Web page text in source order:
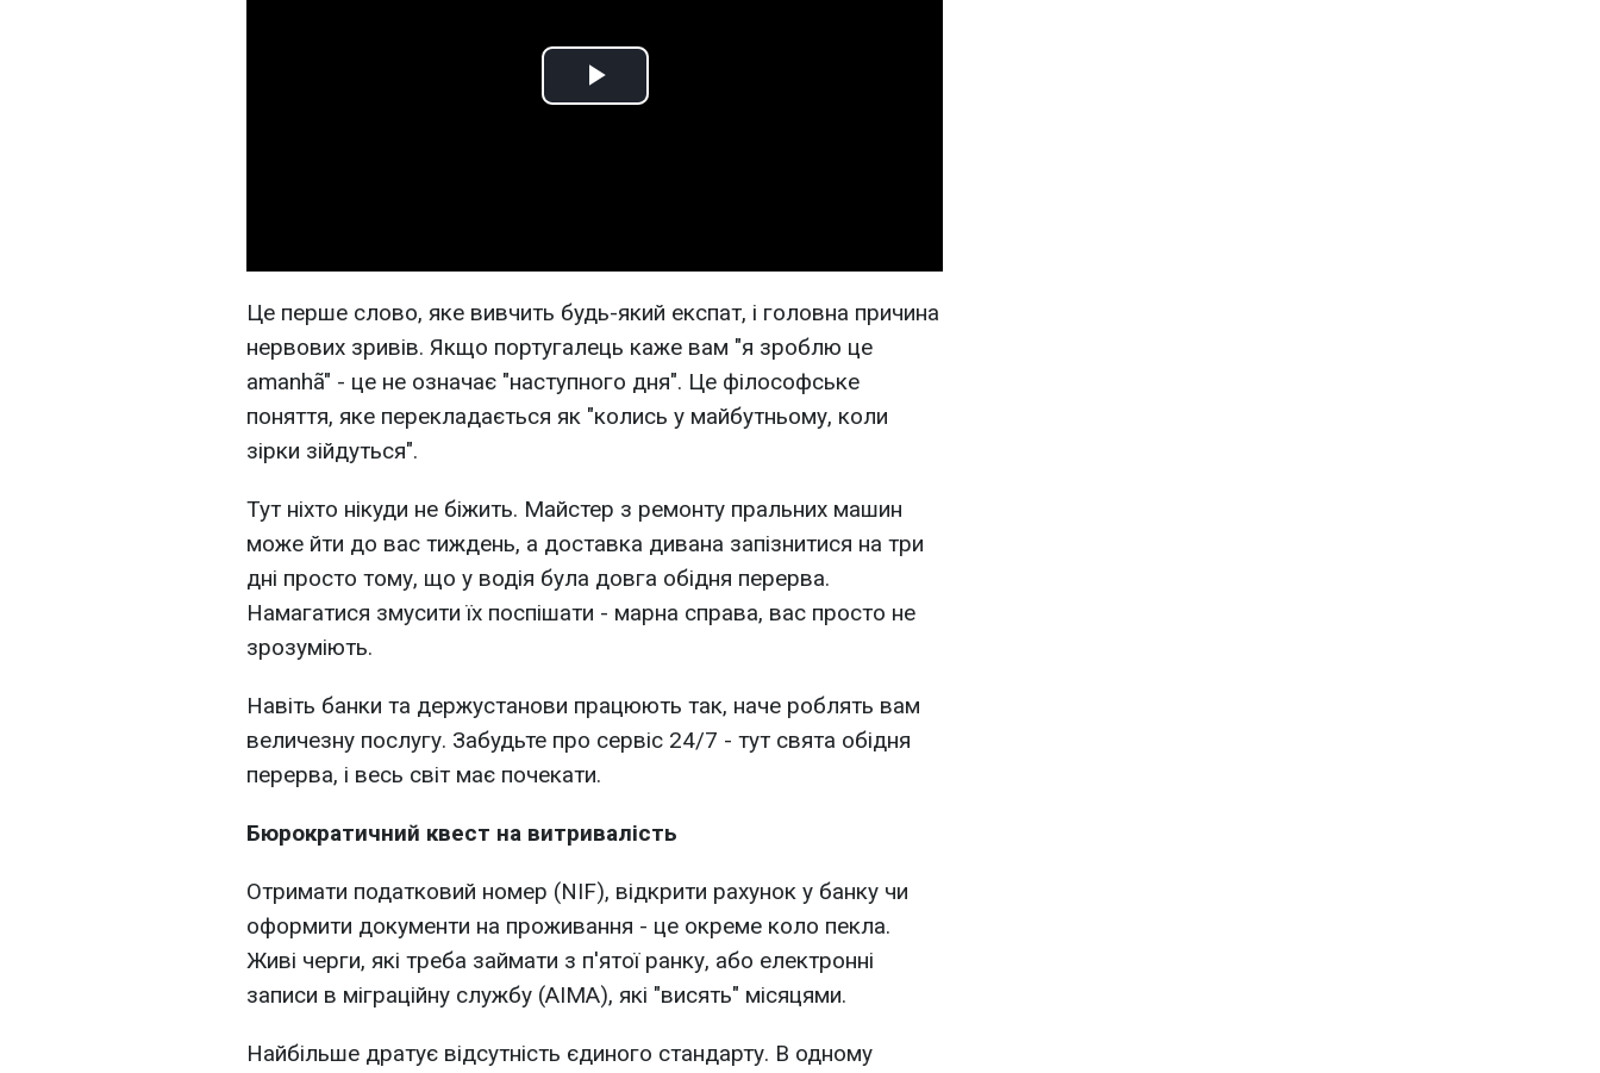
Play
Це перше слово, яке вивчить будь-який експат, і головна причина
нервових зривів. Якщо португалець каже вам "я зроблю це
amanhã" - це не означає "наступного дня". Це філософське
поняття, яке перекладається як "колись у майбутньому, коли
зірки зійдуться".
Тут ніхто нікуди не біжить. Майстер з ремонту пральних машин
може йти до вас тиждень, а доставка дивана запізнитися на три
дні просто тому, що у водія була довга обідня перерва.
Намагатися змусити їх поспішати - марна справа, вас просто не
зрозуміють.
Навіть банки та держустанови працюють так, наче роблять вам
величезну послугу. Забудьте про сервіс 24/7 - тут свята обідня
перерва, і весь світ має почекати.
Бюрократичний квест на витривалість
Отримати податковий номер (NIF), відкрити рахунок у банку чи
оформити документи на проживання - це окреме коло пекла.
Живі черги, які треба займати з п'ятої ранку, або електронні
записи в міграційну службу (AIMA), які "висять" місяцями.
Найбільше дратує відсутність єдиного стандарту. В одному